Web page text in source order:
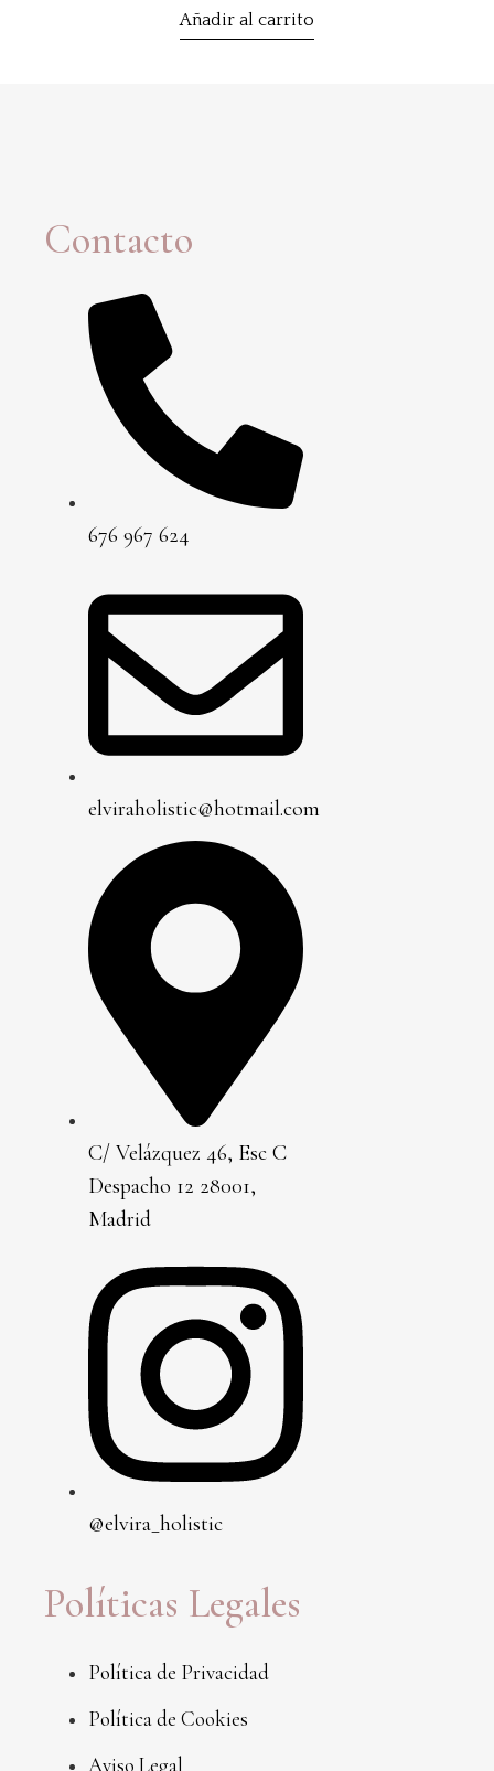
Añadir al carrito
Contacto
676 967 624
elviraholistic@hotmail.com
C/ Velázquez 46, Esc C
Despacho 12 28001,
Madrid
@elvira_holistic
Políticas Legales
Política de Privacidad
Política de Cookies
Aviso Legal